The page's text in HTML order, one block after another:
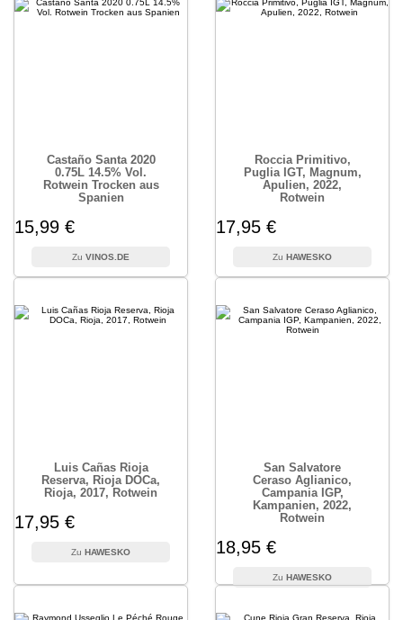
Castaño Santa 2020
0.75L 14.5% Vol.
Rotwein Trocken aus
Spanien
15,99 €
VINOS.DE
Roccia Primitivo,
Puglia IGT, Magnum,
Apulien, 2022,
Rotwein
17,95 €
HAWESKO
Luis Cañas Rioja
Reserva, Rioja DOCa,
Rioja, 2017, Rotwein
17,95 €
HAWESKO
San Salvatore
Ceraso Aglianico,
Campania IGP,
Kampanien, 2022,
Rotwein
18,95 €
HAWESKO